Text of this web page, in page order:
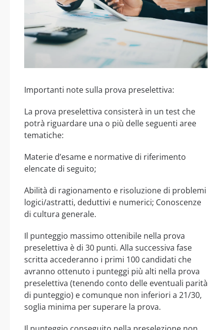
Importanti note sulla prova preselettiva:
La prova preselettiva consisterà in un test che
potrà riguardare una o più delle seguenti aree
tematiche:
Materie d’esame e normative di riferimento
elencate di seguito;
Abilità di ragionamento e risoluzione di problemi
logici/astratti, deduttivi e numerici; Conoscenze
di cultura generale.
Il punteggio massimo ottenibile nella prova
preselettiva è di 30 punti. Alla successiva fase
scritta accederanno i primi 100 candidati che
avranno ottenuto i punteggi più alti nella prova
preselettiva (tenendo conto delle eventuali parità
di punteggio) e comunque non inferiori a 21/30,
soglia minima per superare la prova.